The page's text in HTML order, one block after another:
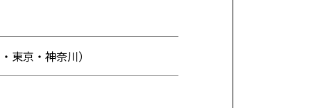
東京・神奈川）